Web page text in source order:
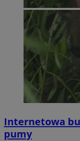
Internetowa
pumy